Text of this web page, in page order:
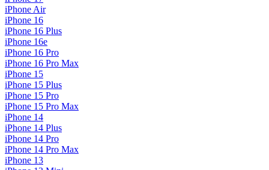
iPhone Air
iPhone 16
iPhone 16 Plus
iPhone 16e
iPhone 16 Pro
iPhone 16 Pro Max
iPhone 15
iPhone 15 Plus
iPhone 15 Pro
iPhone 15 Pro Max
iPhone 14
iPhone 14 Plus
iPhone 14 Pro
iPhone 14 Pro Max
iPhone 13